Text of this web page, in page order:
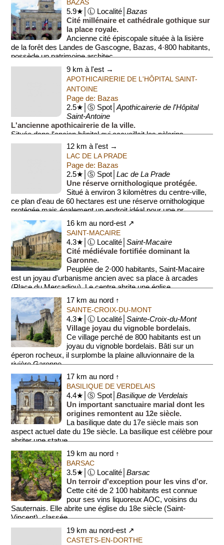
BAZAS
5.9★│Ⓛ Localité│Bazas
Cité millénaire et cathédrale gothique sur
la place royale.
Ancienne cité épiscopale située à la lisière
de la forêt des Landes de Gascogne, Bazas, 4·800 habitants,
possède un patrimoine architec...
9 km à l'est →
APOTHICAIRERIE DE L'HÔPITAL SAINT-
ANTOINE
Page de: Bazas
2.5★│Ⓢ Spot│Apothicairerie de l'Hôpital
Saint-Antoine
L'ancienne apothicairerie de la ville.
Située dans l'ancien hôpital qui accueillait les pèlerins,
l'apothicairerie renferme une magnifique collection préservée
de faïences, de verreries et de pots à...
12 km à l'est →
LAC DE LA PRADE
Page de: Bazas
2.5★│Ⓢ Spot│Lac de La Prade
Une réserve ornithologique protégée.
Situé à environ 3 kilomètres du centre-ville,
ce plan d'eau de 60 hectares est une réserve ornithologique
protégée mais également un endroit idéal pour une pr...
16 km au nord-est ↗
SAINT-MACAIRE
4.3★│Ⓛ Localité│Saint-Macaire
Cité médiévale fortifiée dominant la
Garonne.
Peuplée de 2·000 habitants, Saint-Macaire
est un joyau d'urbanisme ancien avec sa place à arcades
(Place du Mercadiou). Le centre abrite une église ...
17 km au nord ↑
SAINTE-CROIX-DU-MONT
4.3★│Ⓛ Localité│Sainte-Croix-du-Mont
Village joyau du vignoble bordelais.
Ce village perché de 800 habitants est un
joyau du vignoble bordelais. Bâti sur un
éperon rocheux, il surplombe la plaine alluvionnaire de la
rivière Garonne.
17 km au nord ↑
BASILIQUE DE VERDELAIS
4.4★│Ⓢ Spot│Basilique de Verdelais
Un important sanctuaire marial dont les
origines remontent au 12e siècle.
La basilique date du 17e siècle mais son
aspect actuel date du 19e siècle. La basilique est célèbre pour
abriter une statue...
19 km au nord ↑
BARSAC
3.5★│Ⓛ Localité│Barsac
Un terroir d'exception pour les vins d'or.
Cette cité de 2 100 habitants est connue
pour ses vins liquoreux AOC, voisins du
Sauternais. Elle abrite une église du 18e siècle (Saint-
Vincent), classée ...
19 km au nord-est ↗
CASTETS-EN-DORTHE